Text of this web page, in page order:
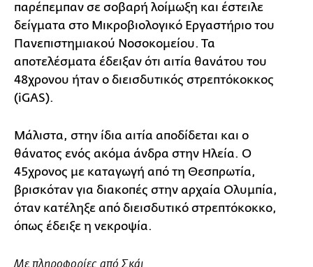
παρέπεμπαν σε σοβαρή λοίμωξη και έστειλε
δείγματα στο Μικροβιολογικό Εργαστήριο του
Πανεπιστημιακού Νοσοκομείου. Τα
αποτελέσματα έδειξαν ότι αιτία θανάτου του
48χρονου ήταν ο διεισδυτικός στρεπτόκοκκος
(iGAS).
Μάλιστα, στην ίδια αιτία αποδίδεται και ο
θάνατος ενός ακόμα άνδρα στην Ηλεία. Ο
45χρονος με καταγωγή από τη Θεσπρωτία,
βρισκόταν για διακοπές στην αρχαία Ολυμπία,
όταν κατέληξε από διεισδυτικό στρεπτόκοκκο,
όπως έδειξε η νεκροψία.